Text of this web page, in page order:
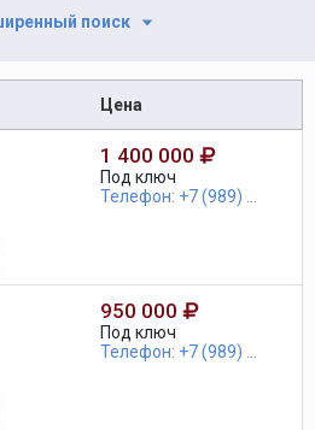
поиск
Цена
1 400 000
Под ключ
Телефон: +7 (989) ...
950 000
Под ключ
Телефон: +7 (989) ...